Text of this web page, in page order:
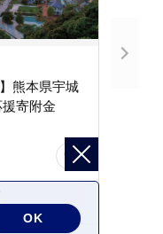
熊本県宇城
寄附金
OK